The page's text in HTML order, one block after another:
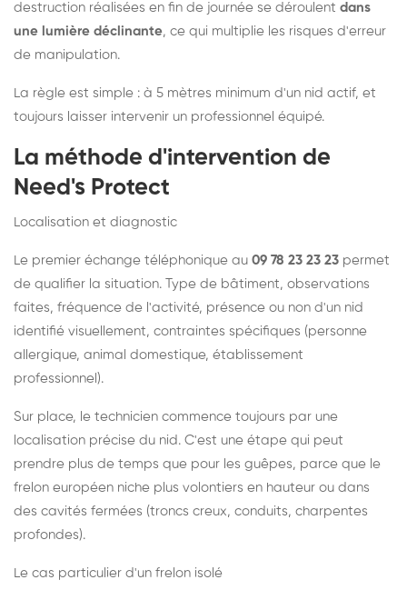
destruction réalisées en fin de journée se déroulent dans
une lumière déclinante, ce qui multiplie les risques d'erreur
de manipulation.
La règle est simple : à 5 mètres minimum d'un nid actif, et
toujours laisser intervenir un professionnel équipé.
La méthode d'intervention de
Need's Protect
Localisation et diagnostic
Le premier échange téléphonique au 09 78 23 23 23 permet
de qualifier la situation. Type de bâtiment, observations
faites, fréquence de l'activité, présence ou non d'un nid
identifié visuellement, contraintes spécifiques (personne
allergique, animal domestique, établissement
professionnel).
Sur place, le technicien commence toujours par une
localisation précise du nid. C'est une étape qui peut
prendre plus de temps que pour les guêpes, parce que le
frelon européen niche plus volontiers en hauteur ou dans
des cavités fermées (troncs creux, conduits, charpentes
profondes).
Le cas particulier d'un frelon isolé